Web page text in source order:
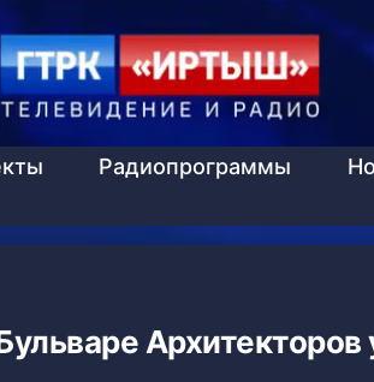
Радиопрограммы
Архитекторов